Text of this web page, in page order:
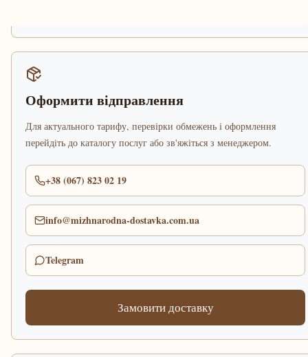
Оформити відправлення
Для актуального тарифу, перевірки обмежень і оформлення
перейдіть до каталогу послуг або зв'яжіться з менеджером.
+38 (067) 823 02 19
info@mizhnarodna-dostavka.com.ua
Telegram
Замовити доставку